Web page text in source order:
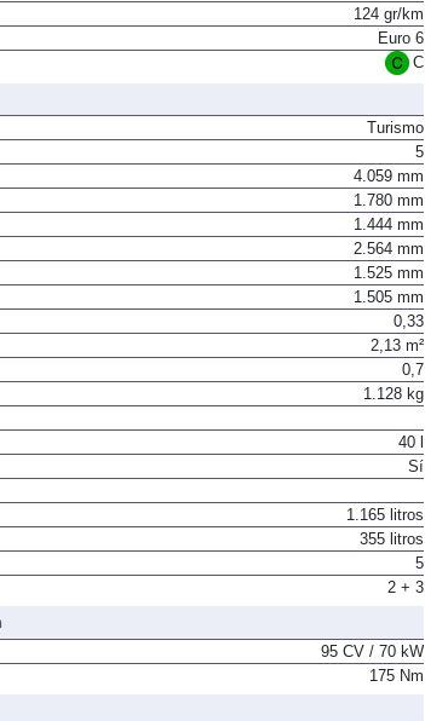
124 gr/km
Euro 6
C
Turismo
5
4.059 mm
1.780 mm
1.444 mm
2.564 mm
1.525 mm
1.505 mm
0,33
2,13 m²
0,7
1.128 kg
40 l
Sí
1.165 litros
355 litros
5
2 + 3
95 CV / 70 kW
175 Nm